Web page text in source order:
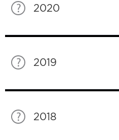
2020
2019
2018